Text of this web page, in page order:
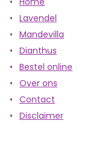
Lavendel
Mandevilla
Dianthus
Bestel online
Over ons
Contact
Disclaimer